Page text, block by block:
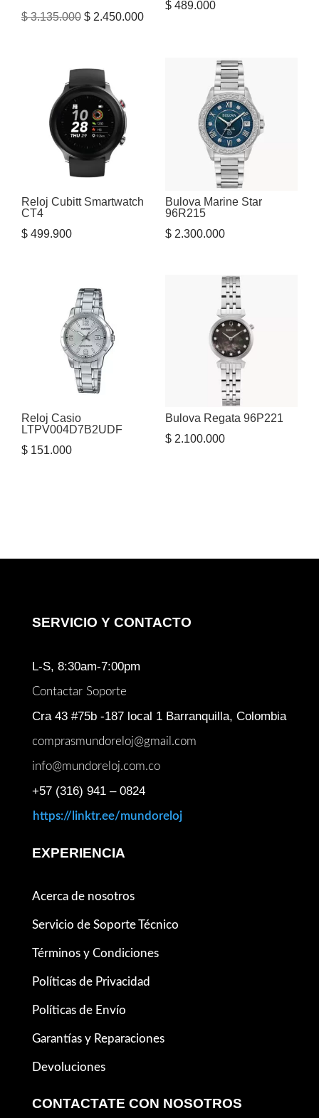
$3.135.000 El
era:
$ 3.135.000.
$ 2.450.000El
$489.000
Reloj Cubitt Smartwatch
CT4
$ 499.900
Bulova Marine Star
96R215
$2.300.000
Reloj Casio
LTPV004D7B2UDF
$ 151.000
Bulova Regata 96P221
$2.100.000
SERVICIO Y CONTACTO
L-S, 8:30am-7:00pm
Contactar Soporte
Cra 43 #75b -187 local 1 Barranquilla, Colombia
comprasmundoreloj@gmail.com
info@mundoreloj.com.co
+57 (316) 941 – 0824
https://linktr.ee/mundoreloj
EXPERIENCIA
Acerca de nosotros
Servicio de Soporte Técnico
Términos y Condiciones
Políticas de Privacidad
Políticas de Envío
Garantías y Reparaciones
Devoluciones
CONTACTATE CON NOSOTROS